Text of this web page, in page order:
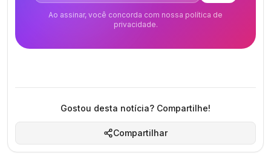
Ao assinar, você concorda com nossa política de
privacidade.
Gostou desta notícia? Compartilhe!
Compartilhar